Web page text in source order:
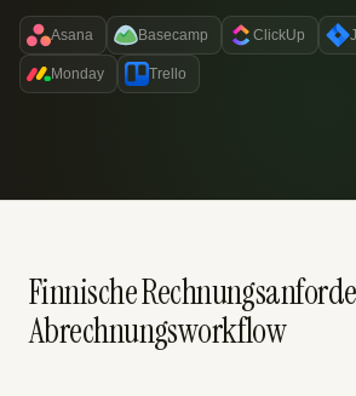
Asana Basecamp ClickUp
Monday Trello
Finnische
Abrechnungsworkflow